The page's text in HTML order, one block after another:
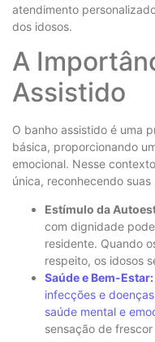
atendimento
dos idosos.
A
Assistido
O banho assistido é uma
básica, proporcionando
emocional. Nesse
única, reconhecendo
Estímulo da
com dignidade
residente. Quando
respeito, os idosos
Saúde e Bem-Estar:
infecções e
saúde mental e
sensação de